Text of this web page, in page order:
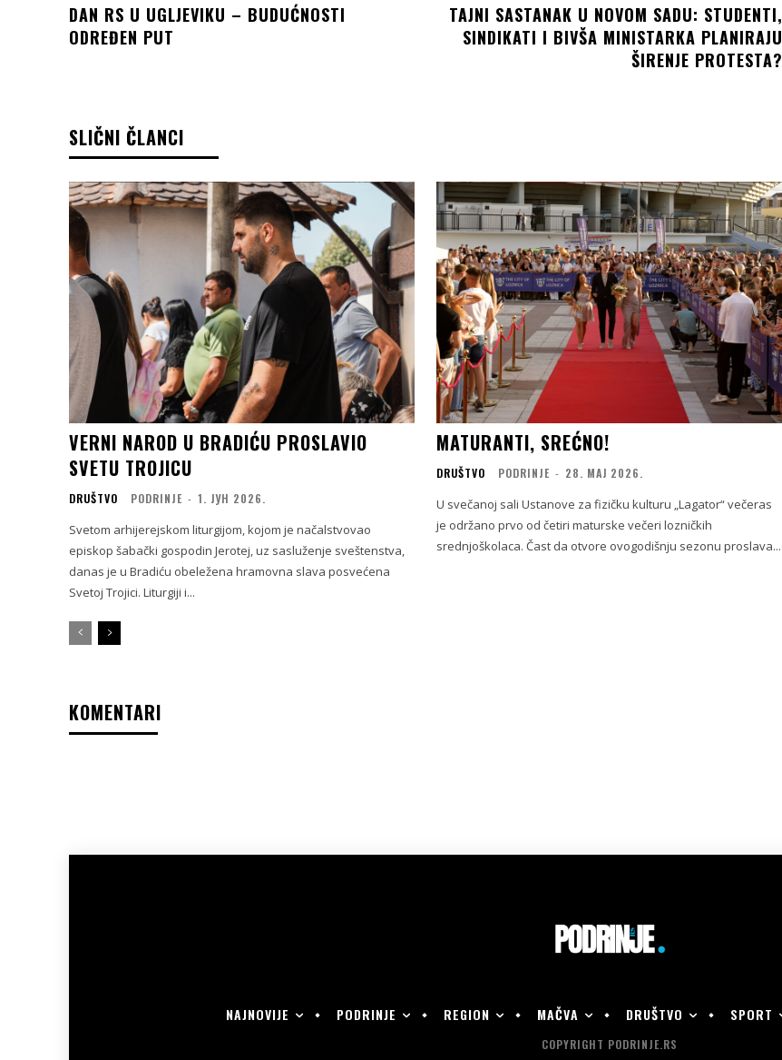
DAN RS U UGLJEVIKU – BUDUĆNOSTI
ODREĐEN PUT
TAJNI SASTANAK U NOVOM SADU: STUDENTI,
SINDIKATI I BIVŠA MINISTARKA PLANIRAJU
ŠIRENJE PROTESTA?
SLIČNI ČLANCI
VERNI NAROD U BRADIĆU PROSLAVIO
SVETU TROJICU
DRUŠTVO PODRINJE - 1. ЈУН 2026.
Svetom arhijerejskom liturgijom, kojom je načalstvovao
episkop šabački gospodin Jerotej, uz sasluženje sveštenstva,
danas je u Bradiću obeležena hramovna slava posvećena
Svetoj Trojici. Liturgiji i...
MATURANTI, SREĆNO!
DRUŠTVO PODRINJE - 28. МАЈ 2026.
U svečanoj sali Ustanove za fizičku kulturu „Lagator“ večeras
je održano prvo od četiri maturske večeri lozničkih
srednjoškolaca. Čast da otvore ovogodišnju sezonu proslava...
KOMENTARI
NAJNOVIJE PODRINJE REGION MAČVA DRUŠTVO SPORT
COPYRIGHT PODRINJE.RS